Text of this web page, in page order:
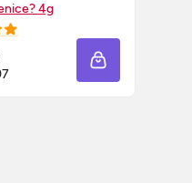
4g
AGORA ❯
ADICIONAR À